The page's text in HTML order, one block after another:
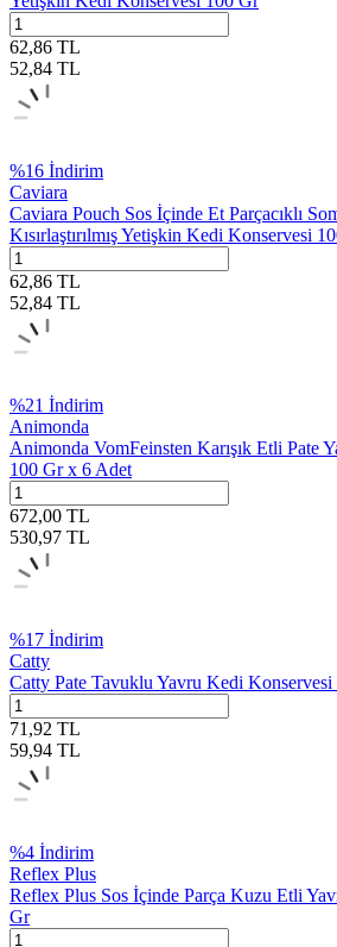
62,86 TL
52,84 TL
%16 İndirim
Caviara
Caviara Pouch Sos İçinde Et Parçacıklı
Kısırlaştırılmış Yetişkin Kedi Konservesi
62,86 TL
52,84 TL
%21 İndirim
Animonda
Animonda VomFeinsten Karışık Etli Pate
100 Gr x 6 Adet
672,00 TL
530,97 TL
%17 İndirim
Catty
Catty Pate Tavuklu Yavru Kedi
71,92 TL
59,94 TL
%4 İndirim
Reflex Plus
Reflex Plus Sos İçinde Parça Kuzu Etli
Gr